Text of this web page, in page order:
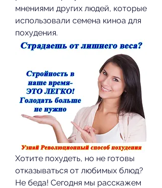
мнениями других людей, которые
использовали семена киноа для
похудения.
Хотите похудеть, но не готовы
отказываться от любимых блюд?
Не беда! Сегодня мы расскажем